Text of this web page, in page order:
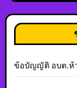
ข้อบัญญัติ อบต.ห้